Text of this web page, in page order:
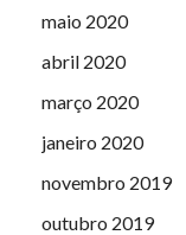
maio 2020
abril 2020
março 2020
janeiro 2020
novembro 2019
outubro 2019